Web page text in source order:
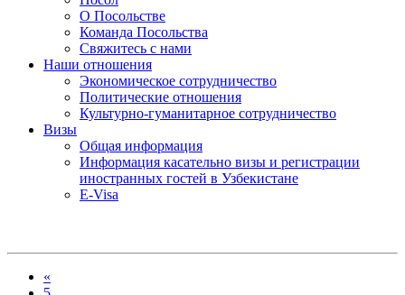
О Посольстве
Команда Посольства
Свяжитесь с нами
Наши отношения
Экономическое сотрудничество
Политические отношения
Культурно-гуманитарное сотрудничество
Визы
Общая информация
Информация касательно визы и регистрации
иностранных гостей в Узбекистане
E-Visa
«